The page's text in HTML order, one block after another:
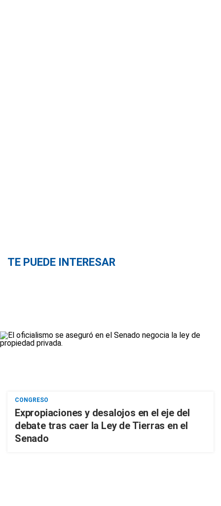
TE PUEDE INTERESAR
CONGRESO
Expropiaciones y desalojos en el eje del
debate tras caer la Ley de Tierras en el
Senado